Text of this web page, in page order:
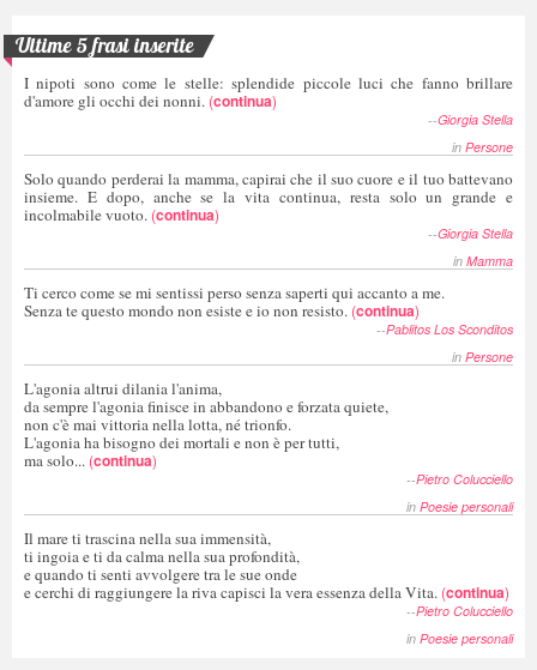
Ultime 5 frasi inserite
I nipoti sono come le stelle: splendide piccole luci che fanno brillare
d'amore gli occhi dei nonni. (continua)
--Giorgia Stella
in Persone
Solo quando perderai la mamma, capirai che il suo cuore e il tuo battevano
insieme. E dopo, anche se la vita continua, resta solo un grande e
incolmabile vuoto. (continua)
--Giorgia Stella
in Mamma
Ti cerco come se mi sentissi perso senza saperti qui accanto a me.
Senza te questo mondo non esiste e io non resisto. (continua)
--Pablitos Los Sconditos
in Persone
L'agonia altrui dilania l'anima,
da sempre l'agonia finisce in abbandono e forzata quiete,
non c'è mai vittoria nella lotta, né trionfo.
L'agonia ha bisogno dei mortali e non è per tutti,
ma solo... (continua)
--Pietro Colucciello
in Poesie personali
Il mare ti trascina nella sua immensità,
ti ingoia e ti da calma nella sua profondità,
e quando ti senti avvolgere tra le sue onde
e cerchi di raggiungere la riva capisci la vera essenza della Vita. (continua)
--Pietro Colucciello
in Poesie personali